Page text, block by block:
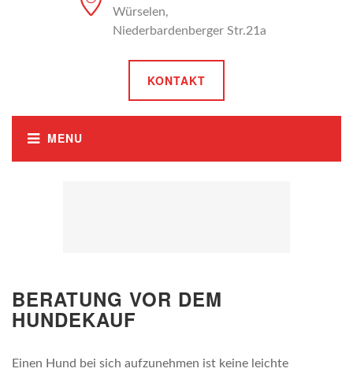
Würselen,
Niederbardenberger Str.21a
KONTAKT
BERATUNG VOR DEM
HUNDEKAUF
Einen Hund bei sich aufzunehmen ist keine leichte